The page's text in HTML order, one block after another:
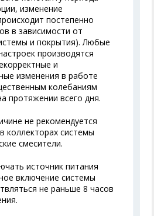
изменение
постепенно
в зависимости от
и покрытия). Любые
производятся
и
изменения в работе
колебаниям
протяжении всего дня.
не рекомендуется
коллекторах системы
смесители.
источник питания
включение системы
не раньше 8 часов